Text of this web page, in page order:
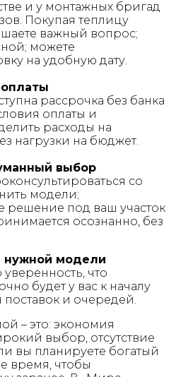
и у монтажных бригад
Покупая теплицу
важный вопрос;
можете
на удобную дату.
рассрочка без банка
оплаты и
расходы на
нагрузки на бюджет.
выбор
со
модели;
решение под ваш участок
осознанно, без
нужной модели
уверенность, что
будет у вас к началу
и очередей.
– это: экономия
выбор, отсутствие
вы планируете богатый
время, чтобы